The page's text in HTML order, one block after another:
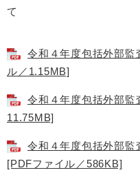
て
令和４年度包括外部監
ル／1.15MB]
令和４年度包括外部監
11.75MB]
令和４年度包括外部監
[PDFファイル／586KB]